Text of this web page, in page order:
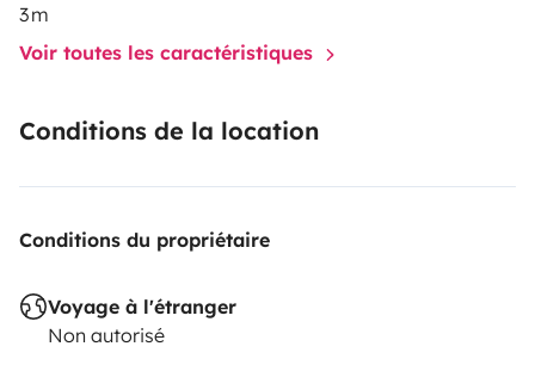
3 m
Voir toutes les caractéristiques
Conditions de la location
Conditions du propriétaire
Voyage à l'étranger
Non autorisé